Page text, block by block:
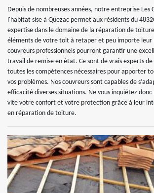
Depuis de nombreuses années, notre entreprise Les
l'habitat sise à Quezac permet aux résidents du
expertise dans le domaine de la réparation de
éléments de votre toit à retaper et peu importe leur
couvreurs professionnels pourront garantir une
travail de remise en état. Ce sont de vrais experts
toutes les compétences nécessaires pour apporter
vos problèmes. Nos couvreurs sont capables de
efficacité diverses situations. Ne vous inquiétez
vite votre confort et votre protection grâce à leur
en réparation de toiture.